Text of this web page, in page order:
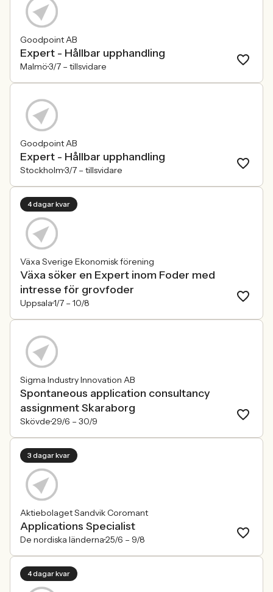
Goodpoint AB
Expert - Hållbar upphandling
Malmö3/7 – tillsvidare
Goodpoint AB
Expert - Hållbar upphandling
Stockholm3/7 – tillsvidare
4 dagar kvar
Växa Sverige Ekonomisk förening
Växa söker en Expert inom Foder med
intresse för grovfoder
Uppsala1/7 – 10/8
Sigma Industry Innovation AB
Spontaneous application consultancy
assignment Skaraborg
Skövde29/6 – 30/9
3 dagar kvar
Aktiebolaget Sandvik Coromant
Applications Specialist
De nordiska länderna25/6 – 9/8
4 dagar kvar